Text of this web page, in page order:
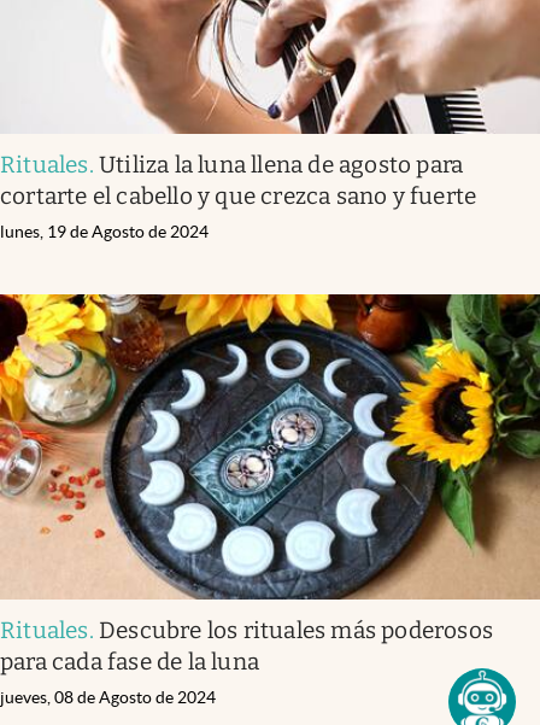
Rituales.Utiliza la luna llena de agosto para
cortarte el cabello y que crezca sano y fuerte
lunes, 19 de Agosto de 2024
Rituales. Descubre los rituales más poderosos
para cada fase de la luna
jueves, 08 de Agosto de 2024